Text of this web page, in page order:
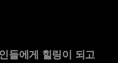
들에게 힐링이 되고